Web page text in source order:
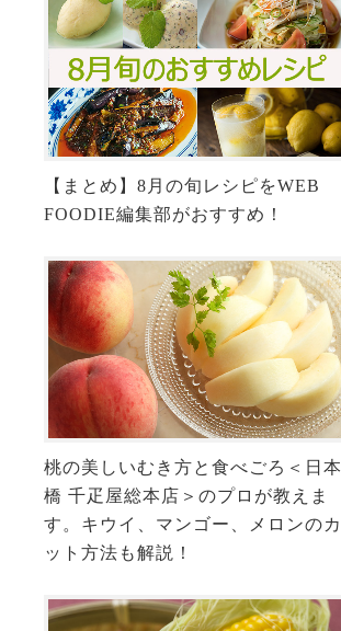
【まとめ】8月の旬レシピをWEB
FOODIE編集部がおすすめ！
桃の美しいむき方と食べごろ＜日本
橋 千疋屋総本店＞のプロが教えま
す。キウイ、マンゴー、メロンのカ
ット方法も解説！